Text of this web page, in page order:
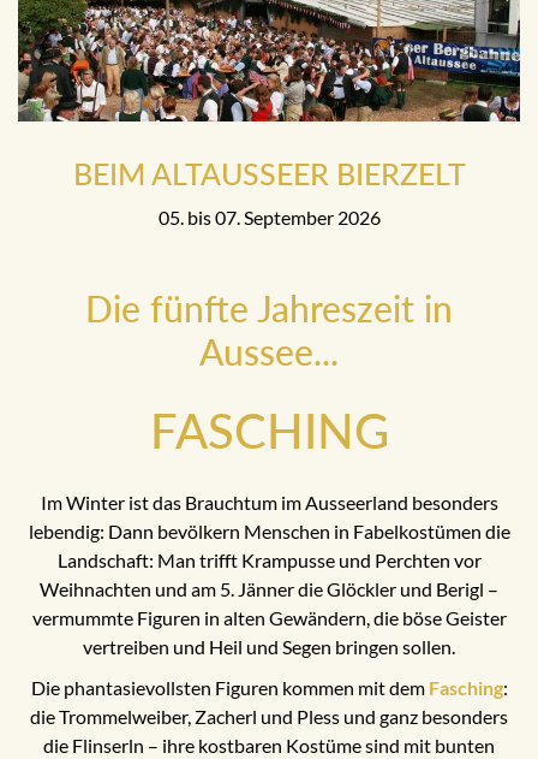
BEIM ALTAUSSEER BIERZELT
05. bis 07. September 2026
Die fünfte Jahreszeit in
Aussee...
FASCHING
Im Winter ist das Brauchtum im Ausseerland besonders
lebendig: Dann bevölkern Menschen in Fabelkostümen die
Landschaft: Man trifft Krampusse und Perchten vor
Weihnachten und am 5. Jänner die Glöckler und Berigl –
vermummte Figuren in alten Gewändern, die böse Geister
vertreiben und Heil und Segen bringen sollen.
Die phantasievollsten Figuren kommen mit dem Fasching:
die Trommelweiber, Zacherl und Pless und ganz besonders
die Flinserln – ihre kostbaren Kostüme sind mit bunten